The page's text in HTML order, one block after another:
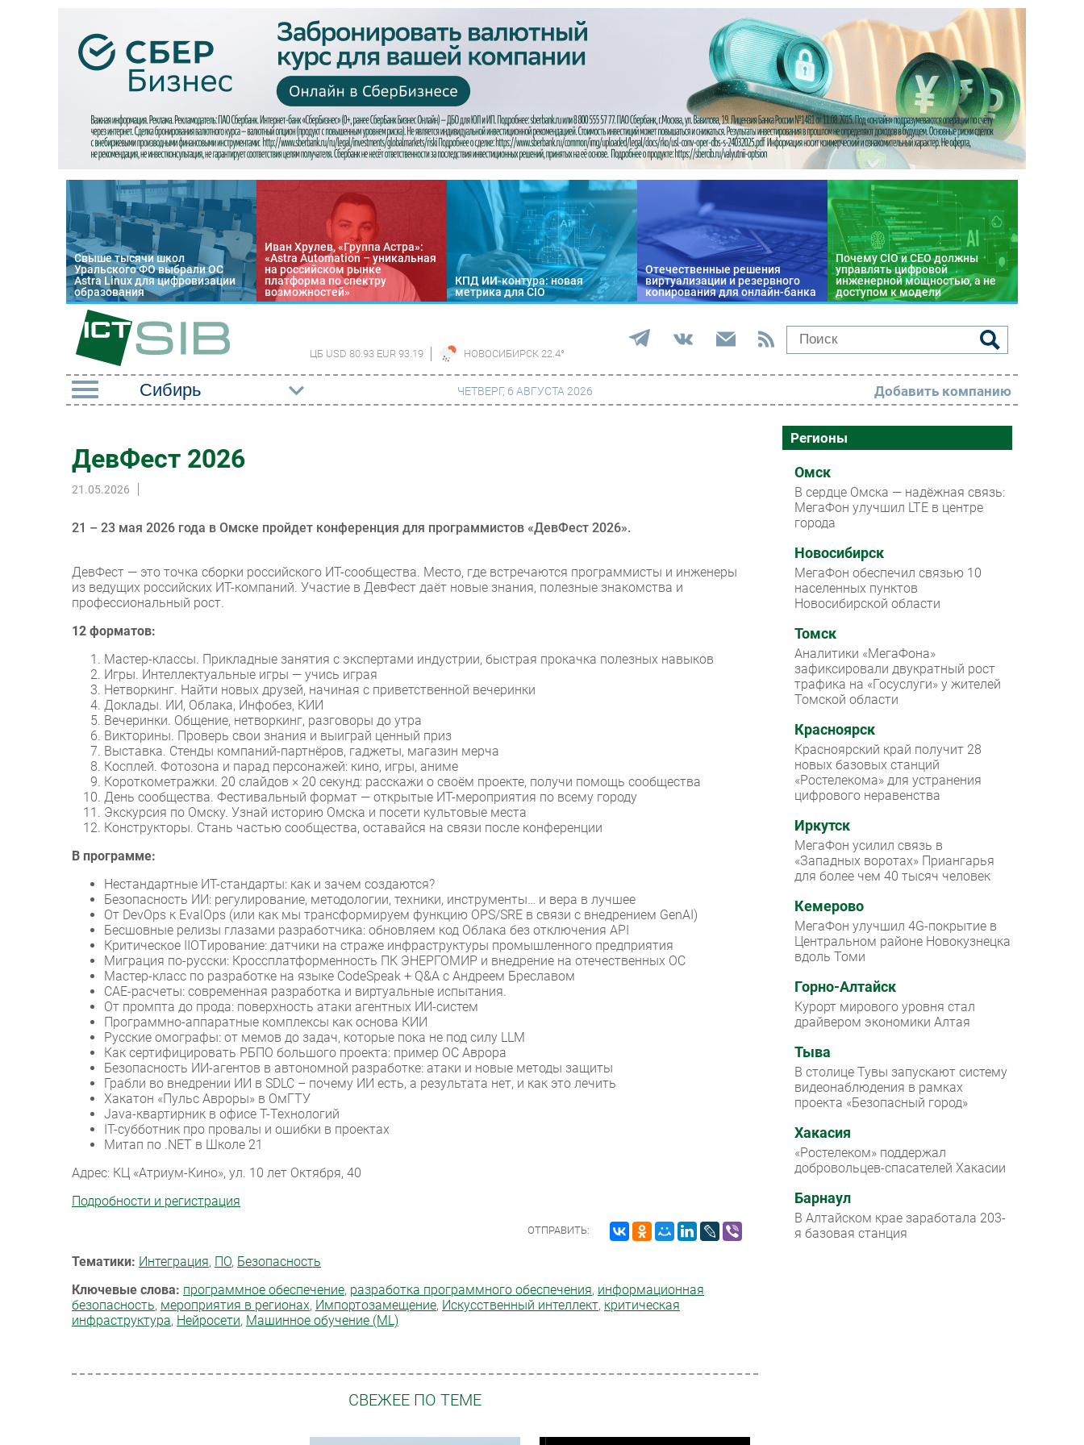
Свыше тысячи школ
Уральского ФО выбрали ОС
Astra Linux для цифровизации
образования
Иван Хрулев, «Группа Астра»:
«Astra Automation – уникальная
на российском рынке
платформа по спектру
возможностей»
КПД ИИ-контура: новая
метрика для CIO
Отечественные решения
виртуализации и резервного
копирования для онлайн-банка
Почему CIO и CEO должны
управлять цифровой
инженерной мощностью, а не
доступом к модели
ЦБ USD 80.93 EUR 93.19 НОВОСИБИРСК 22.4°
Импорто­замещение
Автоматизация
Мобильная связь
Фиксированная связь
Интеграция
Рынок ПК
Оборудование
Outsourcing
Безопасность
CIO/Управление ИТ
РАЗДЕЛЫ
Новости
Аналитика
Интервью
Мероприятия
Проекты
IT класс
Тестовый стенд
Каталог компаний
ЧЕТВЕРГ, 6 АВГУСТА 2026 Добавить компанию
ДевФест 2026
21.05.2026
21 – 23 мая 2026 года в Омске пройдет конференция для программистов «ДевФест 2026».
ДевФест — это точка сборки российского ИТ-сообщества. Место, где встречаются программисты и инженеры
из ведущих российских ИТ-компаний. Участие в ДевФест даёт новые знания, полезные знакомства и
профессиональный рост.
12 форматов:
Мастер-классы. Прикладные занятия с экспертами индустрии, быстрая прокачка полезных навыков
Игры. Интеллектуальные игры — учись играя
Нетворкинг. Найти новых друзей, начиная с приветственной вечеринки
Доклады. ИИ, Облака, Инфобез, КИИ
Вечеринки. Общение, нетворкинг, разговоры до утра
Викторины. Проверь свои знания и выиграй ценный приз
Выставка. Стенды компаний-партнёров, гаджеты, магазин мерча
Косплей. Фотозона и парад персонажей: кино, игры, аниме
Короткометражки. 20 слайдов × 20 секунд: расскажи о своём проекте, получи помощь сообщества
День сообщества. Фестивальный формат — открытые ИТ-мероприятия по всему городу
Экскурсия по Омску. Узнай историю Омска и посети культовые места
Конструкторы. Стань частью сообщества, оставайся на связи после конференции
В программе:
Нестандартные ИТ-стандарты: как и зачем создаются?
Безопасность ИИ: регулирование, методологии, техники, инструменты… и вера в лучшее
От DevOps к EvalOps (или как мы трансформируем функцию OPS/SRE в связи с внедрением GenAI)
Бесшовные релизы глазами разработчика: обновляем код Облака без отключения API
Критическое IIOTирование: датчики на страже инфраструктуры промышленного предприятия
Миграция по-русски: Кроссплатформенность ПК ЭНЕРГОМИР и внедрение на отечественных ОС
Мастер-класс по разработке на языке CodeSpeak + Q&A с Андреем Бреславом
CAE-расчеты: современная разработка и виртуальные испытания.
От промпта до прода: поверхность атаки агентных ИИ-систем
Программно-аппаратные комплексы как основа КИИ
Русские омографы: от мемов до задач, которые пока не под силу LLM
Как сертифицировать РБПО большого проекта: пример ОС Аврора
Безопасность ИИ-агентов в автономной разработке: атаки и новые методы защиты
Грабли во внедрении ИИ в SDLC – почему ИИ есть, а результата нет, и как это лечить
Хакатон «Пульс Авроры» в ОмГТУ
Java-квартирник в офисе Т-Технологий
IT-субботник про провалы и ошибки в проектах
Митап по .NET в Школе 21
Адрес: КЦ «Атриум-Кино», ул. 10 лет Октября, 40
Подробности и регистрация
ОТПРАВИТЬ:
Тематики: Интеграция, ПО, Безопасность
Ключевые слова: программное обеспечение, разработка программного обеспечения, информационная
безопасность, мероприятия в регионах, Импорто­замещение, Искусственный интеллект, критическая
инфраструктура, Нейросети, Машинное обучение (ML)
СВЕЖЕЕ ПО ТЕМЕ
Регионы
Омск
В сердце Омска — надёжная связь:
МегаФон улучшил LTE в центре
города
Новосибирск
МегаФон обеспечил связью 10
населенных пунктов
Новосибирской области
Томск
Аналитики «МегаФона»
зафиксировали двукратный рост
трафика на «Госуслуги» у жителей
Томской области
Красноярск
Красноярский край получит 28
новых базовых станций
«Ростелекома» для устранения
цифрового неравенства
Иркутск
МегаФон усилил связь в
«Западных воротах» Приангарья
для более чем 40 тысяч человек
Кемерово
МегаФон улучшил 4G-покрытие в
Центральном районе Новокузнецка
вдоль Томи
Горно-Алтайск
Курорт мирового уровня стал
драйвером экономики Алтая
Тыва
В столице Тувы запускают систему
видеонаблюдения в рамках
проекта «Безопасный город»
Хакасия
«Ростелеком» поддержал
добровольцев-спасателей Хакасии
Барнаул
В Алтайском крае заработала 203-
я базовая станция